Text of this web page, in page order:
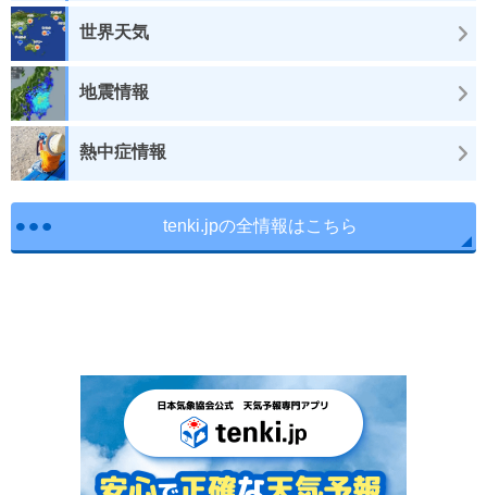
世界天気
地震情報
熱中症情報
tenki.jpの全情報はこちら